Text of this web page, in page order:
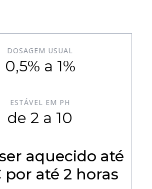
DOSAGEM USUAL
0,5% a 1%
ESTÁVEL EM PH
de 2 a 10
aquecido até
por até 2 horas